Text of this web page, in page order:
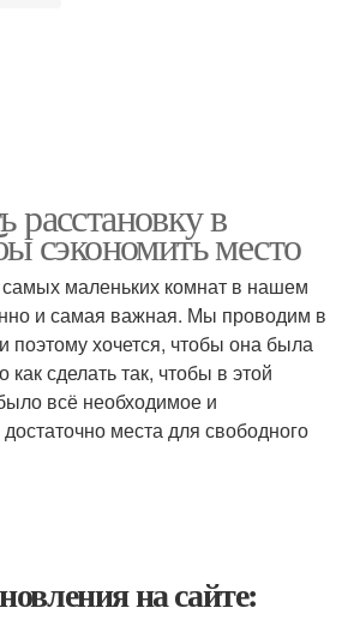
расстановку в
сэкономить место
самых маленьких комнат в нашем
и самая важная. Мы проводим в
поэтому хочется, чтобы она была
сделать так, чтобы в этой
всё необходимое и
места для свободного
на сайте: